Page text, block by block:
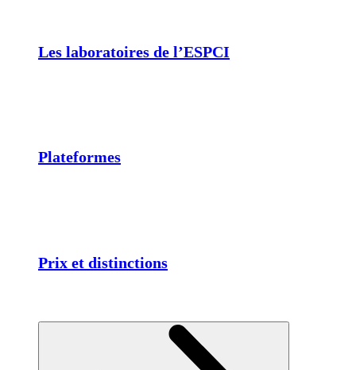
Les laboratoires de l’ESPCI
Plateformes
Prix et distinctions